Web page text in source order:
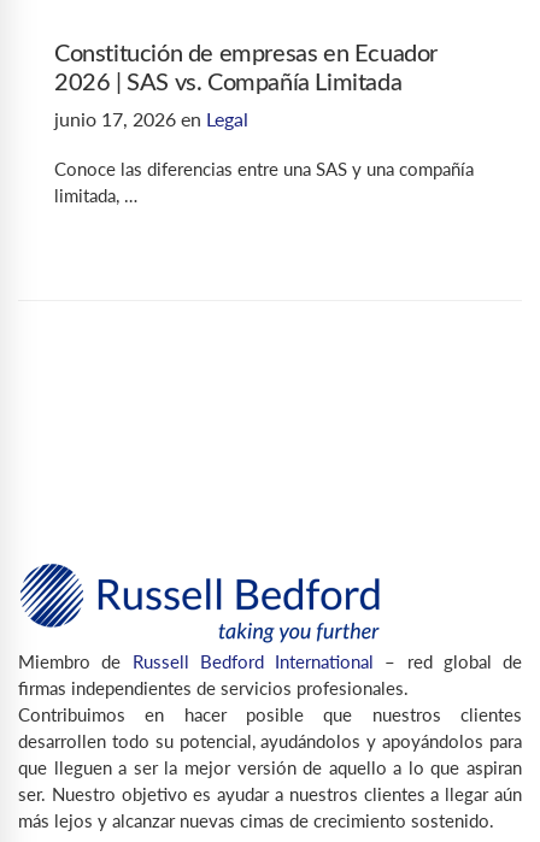
Constitución de empresas en Ecuador
2026 | SAS vs. Compañía Limitada
junio 17, 2026 en Legal
Conoce las diferencias entre una SAS y una compañía
limitada, …
Miembro de Russell Bedford International – red global de
firmas independientes de servicios profesionales.
Contribuimos en hacer posible que nuestros clientes
desarrollen todo su potencial, ayudándolos y apoyándolos para
que lleguen a ser la mejor versión de aquello a lo que aspiran
ser. Nuestro objetivo es ayudar a nuestros clientes a llegar aún
más lejos y alcanzar nuevas cimas de crecimiento sostenido.